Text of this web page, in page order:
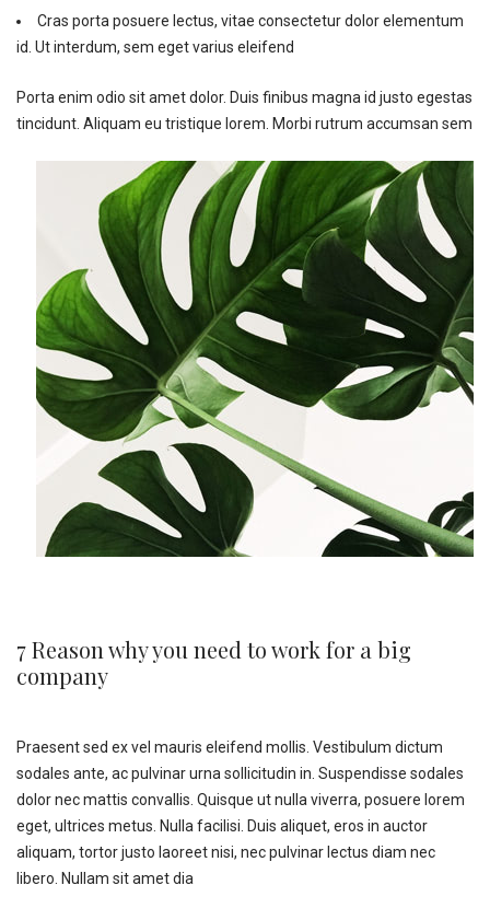
Cras porta posuere lectus, vitae consectetur dolor elementum
id. Ut interdum, sem eget varius eleifend
Porta enim odio sit amet dolor. Duis finibus magna id justo egestas
tincidunt. Aliquam eu tristique lorem. Morbi rutrum accumsan sem
7 Reason why you need to work for a big
company
Praesent sed ex vel mauris eleifend mollis. Vestibulum dictum
sodales ante, ac pulvinar urna sollicitudin in. Suspendisse sodales
dolor nec mattis convallis. Quisque ut nulla viverra, posuere lorem
eget, ultrices metus. Nulla facilisi. Duis aliquet, eros in auctor
aliquam, tortor justo laoreet nisi, nec pulvinar lectus diam nec
libero. Nullam sit amet dia